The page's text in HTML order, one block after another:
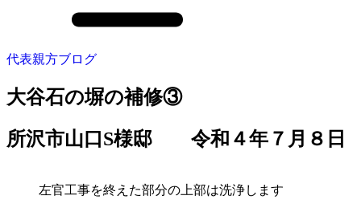
代表親方ブログ
大谷石の塀の補修③
所沢市山口S様邸 令和４年７月８日
左官工事を終えた部分の上部は洗浄します